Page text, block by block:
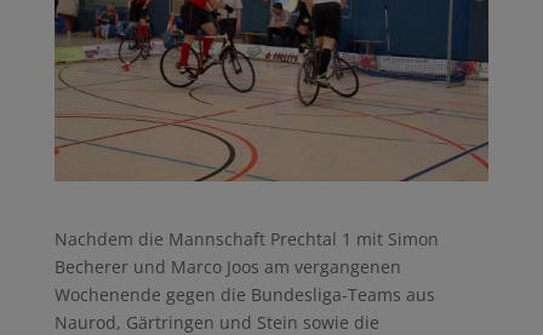
Nachdem die Mannschaft Prechtal 1 mit Simon
Becherer und Marco Joos am vergangenen
Wochenende gegen die Bundesliga-Teams aus
Naurod, Gärtringen und Stein sowie die